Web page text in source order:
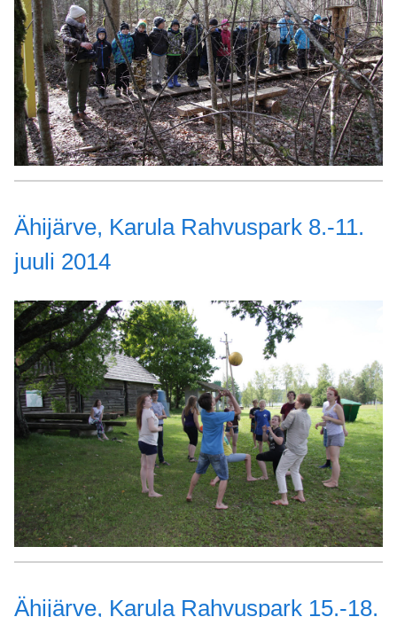
Ähijärve, Karula Rahvuspark 8.-11.
juuli 2014
Ähijärve, Karula Rahvuspark 15.-18.